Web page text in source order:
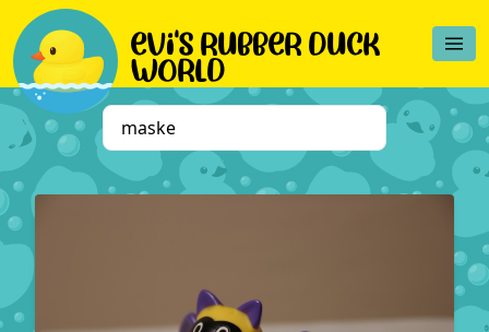
evi's rubber duck
world